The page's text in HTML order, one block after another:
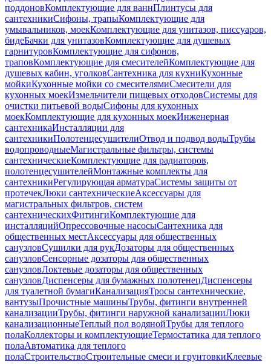
поддоновКомплектующие для ваннПлинтусы для
сантехникиСифоны, трапыКомплектующие для
умывальников, моекКомплектующие для унитазов, писсуаров,
бидеБачки для унитазовКомплектующие для душевых
гарнитуровКомплектующие для сифонов,
траповКомплектующие для смесителейКомплектующие для
душевых кабин, уголковСантехника для кухниКухонные
мойкиКухонные мойки со смесителямиСмесители для
кухонных моекИзмельчители пищевых отходовСистемы для
очистки питьевой водыСифоны для кухонных
моекКомплектующие для кухонных моекИнженерная
сантехникаИнсталляции для
сантехникиПолотенцесушителиОтвод и подвод водыТрубы
водопроводныеМагистральные фильтры, системы
сантехническиеКомплектующие для радиаторов,
полотенцесушителейМонтажные комплекты для
сантехникиРегулирующая арматураСистемы защиты от
протечекЛюки сантехническиеАксессуары для
магистральных фильтров, систем
сантехническихФитингиКомплектующие для
инсталляцийОпрессовочные насосыСантехника для
общественных местАксессуары для общественных
санузловСушилки для рукДозаторы для общественных
санузловСенсорные дозаторы для общественных
санузловЛоктевые дозаторы для общественных
санузловДиспенсеры для бумажных полотенецДиспенсеры
для туалетной бумагиКанализацияТросы сантехнические,
вантузыПрочистные машиныТрубы, фитинги внутренней
канализацииТрубы, фитинги наружной канализацииЛюки
канализационныеТеплый пол водянойТрубы для теплого
полаКоллекторы и комплектующиеТермостатика для теплого
полаАвтоматика для теплого
полаСтроительствоСтроительные смеси и грунтовкиКлеевые